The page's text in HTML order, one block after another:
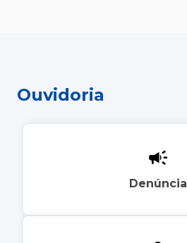
Ouvidoria
Denúncia